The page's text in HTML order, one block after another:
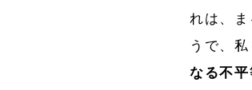
れは、
うで、
なる不